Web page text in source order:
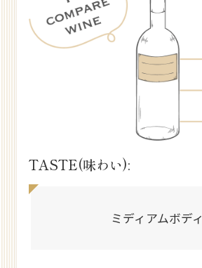
TASTE(味わい):
ミディアムボディ